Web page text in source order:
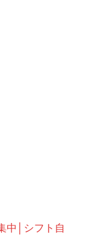
中│シフト自